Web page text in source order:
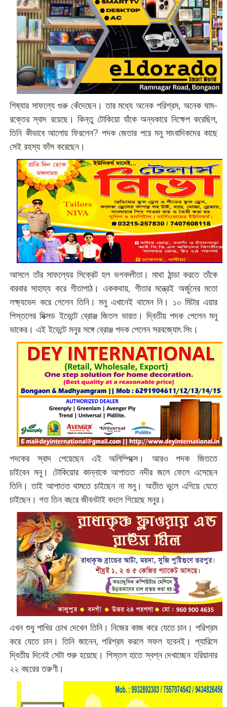
শিষ্যার সাফল্যে গুরু কেঁদেছেন। তার মধ্যে অনেক পরিশ্রম, অনেক ঘাম-
রক্তের স্বাদ রয়েছে। কিন্তু টোকিয়ো যাঁকে অন্ধকারে নিক্ষেপ করেছিল,
তিনি কীভাবে আলোয় ফিরলেন? পদক জেতার পরে মনু সাংবাদিকদের কাছে
সেই রহস্য ফাঁস করেছেন।
আসলে তাঁর সাফল্যের সিক্রেট হল ভগবদ্গীতা। মাথা ঠান্ডা করতে তাঁকে
বারবার সাহায্য করে গীতাপাঠ। এককথায়, গীতার মন্ত্রেই অর্জুনের মতো
লক্ষ্যভেদ করে গেলেন তিনি। মনু এখানেই থামেন নি। ১০ মিটার এয়ার
পিস্তলের মিক্সড ইভেন্টে ব্রোঞ্জ জিতল ভারত। দ্বিতীয় পদক পেলেন মনু
ভাকের। এই‌ ইভেন্টে মনুর সঙ্গে ব্রোঞ্জ পদক পেলেন সরবজ্যোৎ সিং।
পদকের স্বাদ পেয়েছেন এই অলিম্পিক্সে।
আরও পদক জিততে
চাইবেন মনু। টোকিয়োর কান্নাকে আপাতত নদীর জলে ফেলে এসেছেন
তিনি। তাই আপাতত থামতে চাইছেন না মনু। অতীত ভুলে এগিয়ে যেতে
চাইছেন। গত তিন বছরে জীবনটাই বদলে গিয়েছে মনুর।
এখন শুধু পাখির চোখ দেখেন তিনি। নিজের কাজ করে যেতে চান। পরিশ্রম
করে যেতে চান। তিনি জানেন, পরিশ্রম করলে সফল হবেনই। প্যারিসে
দ্বিতীয় দিনেই সেটা শুরু হয়েছে। পিস্তল হাতে স্বপ্ন দেখাচ্ছেন হরিয়ানার
২২ বছরের তরুণী।